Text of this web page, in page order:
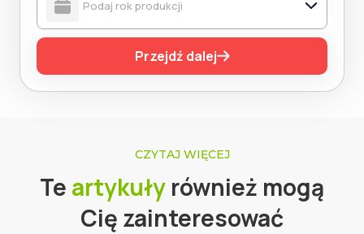
Przejdź dalej
CZYTAJ WIĘCEJ
Te artykuły również mogą
Cię zainteresować